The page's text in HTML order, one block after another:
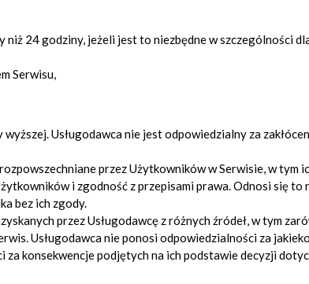
niż 24 godziny, jeżeli jest to niezbędne w szczególności
Serwisu,
Usługodawca nie jest odpowiedzialny za
przez Użytkowników w Serwisie, w tym
i zgodność z przepisami prawa. Odnosi się to
bez ich zgody.
przez Usługodawcę z różnych źródeł, w tym
Usługodawca nie ponosi odpowiedzialności za
konsekwencje podjętych na ich podstawie decyzji